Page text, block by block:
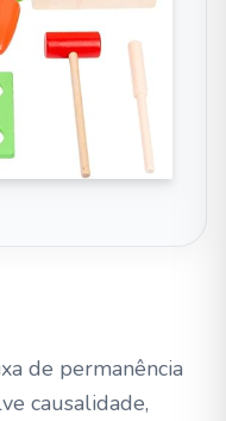
de permanência
causalidade,